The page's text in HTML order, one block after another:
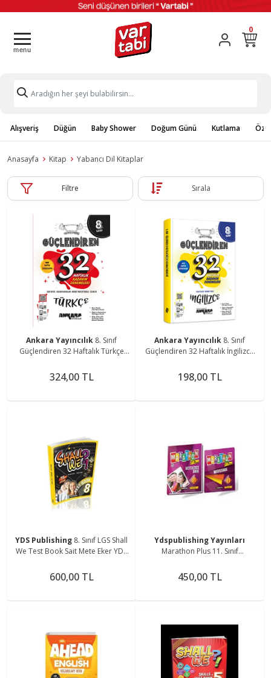
0
Alışveriş Düğün Baby Shower Doğum Günü Kutlama
Anasayfa Kitap Yabancı Dil Kitaplar
Filtre Sırala
Ankara Yayıncılık 8. Sınıf
Güçlendiren 32 Haftalık Türkçe
Yayıncılık 9786258149104
324,00 TL
Ankara Yayıncılık 8. Sınıf
Güçlendiren 32 Haftalık İngilizce
Yayıncılık 9786258149142
198,00 TL
YDS Publishing 8. Sınıf LGS Shall
We Test Book Sait Mete Eker YDS
600,00 TL
Ydspublishing Yayınları
Marathon Plus 11. Sınıf
450,00 TL